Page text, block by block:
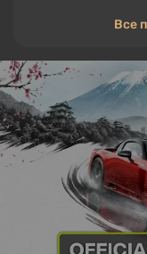
Все